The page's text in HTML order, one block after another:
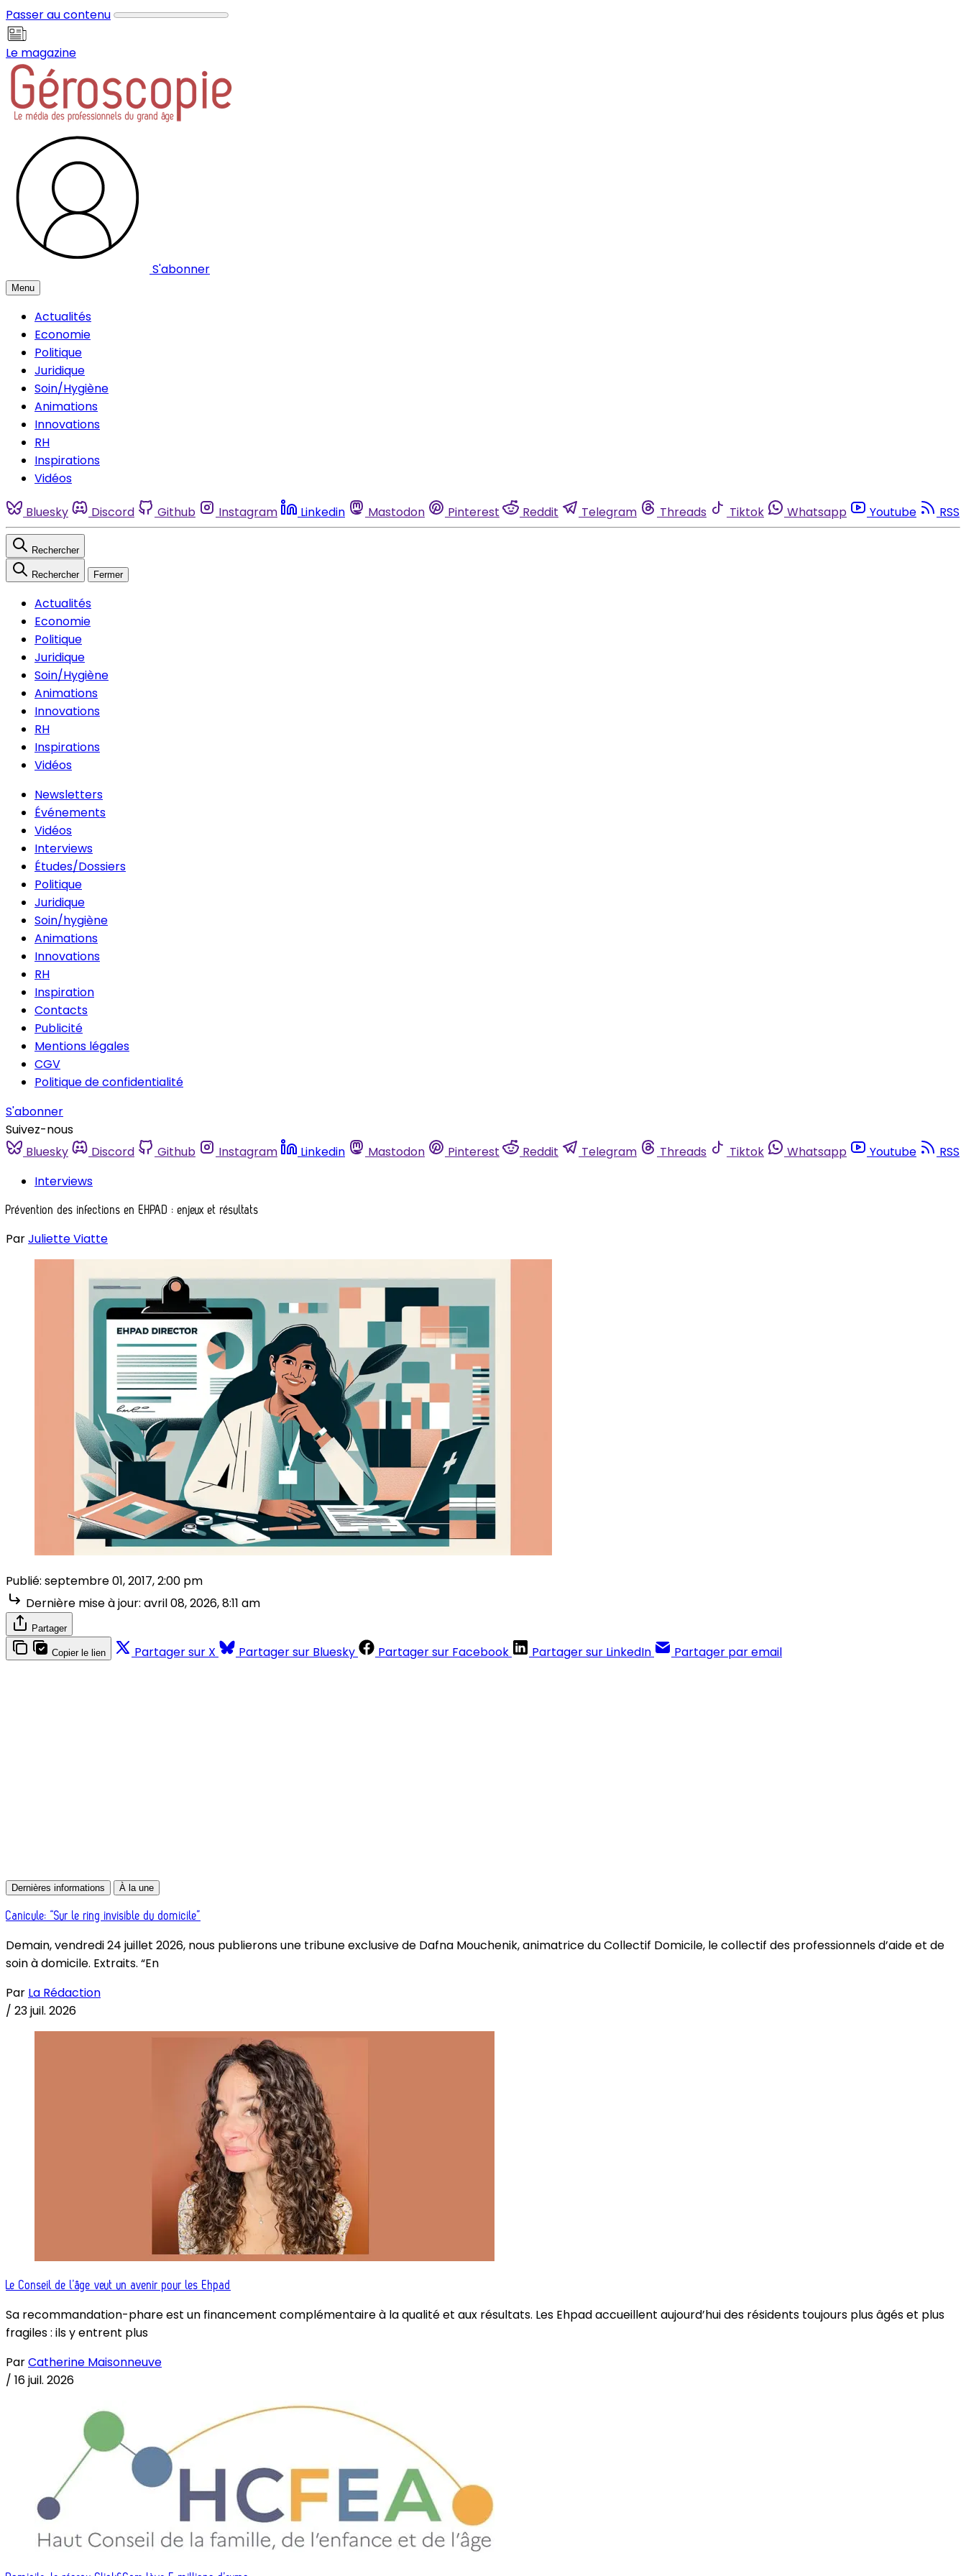
Passer au contenu
Le magazine
S'abonner
Menu
Actualités
Economie
Politique
Juridique
Soin/Hygiène
Animations
Innovations
RH
Inspirations
Vidéos
Bluesky Discord Github Instagram Linkedin Mastodon Pinterest Reddit Telegram Threads Tiktok Whatsapp Youtube RSS
Rechercher
Rechercher Fermer
Actualités
Economie
Politique
Juridique
Soin/Hygiène
Animations
Innovations
RH
Inspirations
Vidéos
Newsletters
Événements
Vidéos
Interviews
Études/Dossiers
Politique
Juridique
Soin/hygiène
Animations
Innovations
RH
Inspiration
Contacts
Publicité
Mentions légales
CGV
Politique de confidentialité
S'abonner
Suivez-nous
Bluesky
Discord Github Instagram Linkedin Mastodon Pinterest Reddit Telegram Threads Tiktok Whatsapp Youtube
RSS
Interviews
Prévention des infections en EHPAD : enjeux et résultats
ParJuliette Viatte
Publié: septembre 01, 2017, 2:00 pm
Dernière mise à jour: avril 08, 2026, 8:11 am
Partager
Copier le lien Partager sur X Partager sur Bluesky Partager sur Facebook Partager sur LinkedIn Partager par email
Dernières informations À la une
Canicule: “Sur le ring invisible du domicile”
Demain, vendredi 24 juillet 2026, nous publierons une tribune exclusive de Dafna Mouchenik, animatrice du Collectif Domicile, le collectif des professionnels d’aide et de
soin à domicile. Extraits. “En
Par La Rédaction
/ 23 juil. 2026
Le Conseil de l’âge veut un avenir pour les Ehpad
Sa recommandation-phare est un financement complémentaire à la qualité et aux résultats. Les Ehpad accueillent aujourd’hui des résidents toujours plus âgés et plus
fragiles : ils y entrent plus
ParCatherine Maisonneuve
/ 16 juil. 2026
Panneau de gestion des cookies